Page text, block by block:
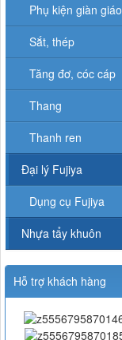
Phụ kiện giàn giáo
Sắt, thép
Tăng đơ, cóc cáp
Thang
Thanh ren
Đại lý Fujiya
Dụng cụ Fujiya
Nhựa tẩy khuôn
Hỗ trợ khách hàng